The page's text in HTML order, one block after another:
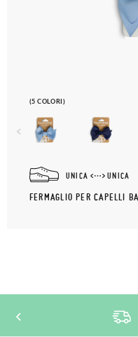
(5 COLORI)
UNICA UNICA
FERMAGLIO PER CAPELLI